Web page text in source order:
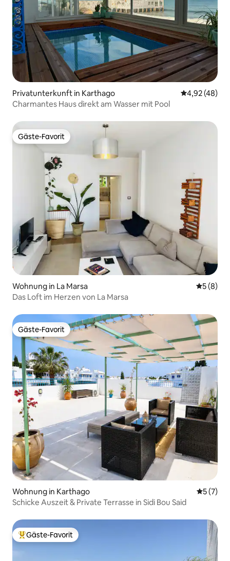
Privatunterkunft in Karthago
4,92 (48)
Charmantes Haus direkt am Wasser mit Pool
Gäste-Favorit
Gäste-Favorit
Wohnung in La Marsa
5 (8)
Das Loft im Herzen von La Marsa
Gäste-Favorit
Gäste-Favorit
Wohnung in Karthago
5 (7)
Schicke Auszeit & Private Terrasse in Sidi Bou Said
Beliebter Gäste-Favorit.
Gäste-Favorit